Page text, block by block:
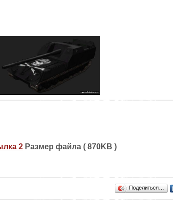
2Размер файла ( 870KB )
Поделиться…